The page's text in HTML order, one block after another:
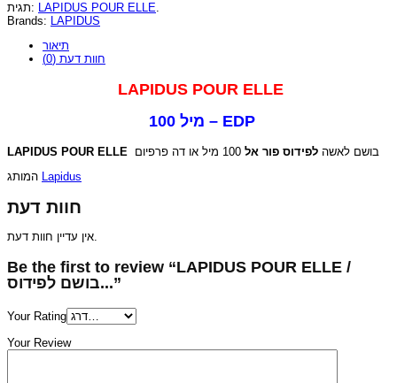
תגית: LAPIDUS POUR ELLE.
Brands: LAPIDUS
תיאור
חוות דעת (0)
LAPIDUS POUR ELLE
100 מיל – EDP
LAPIDUS POUR ELLE בושם לאשה לפידוס פור אל
Lapidus
חוות דעת
אין עדיין חוות דעת.
Be the first to review “LAPIDUS POUR ELLE /
בושם לפידוס...”
Your Rating
Your Review